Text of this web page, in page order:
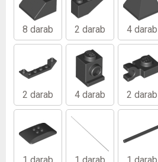
8 darab 2 darab 4 darab
2 darab 4 darab 2 darab